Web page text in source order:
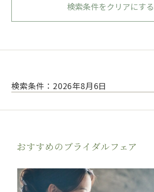
検索条件をクリアにする
検索条件：2026年8月6日
おすすめのブライダルフェア